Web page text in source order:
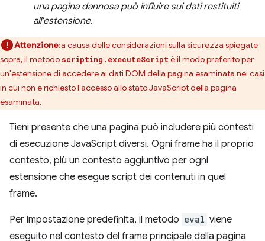
una pagina dannosa può influire sui dati restituiti
all'estensione.
Attenzione:a causa delle considerazioni sulla sicurezza spiegate
sopra, il metodo scripting.executeScript è il modo preferito per
un'estensione di accedere ai dati DOM della pagina esaminata nei casi
in cui non è richiesto l'accesso allo stato JavaScript della pagina
esaminata.
Tieni presente che una pagina può includere più contesti
di esecuzione JavaScript diversi. Ogni frame ha il proprio
contesto, più un contesto aggiuntivo per ogni
estensione che esegue script dei contenuti in quel
frame.
Per impostazione predefinita, il metodo eval viene
eseguito nel contesto del frame principale della pagina